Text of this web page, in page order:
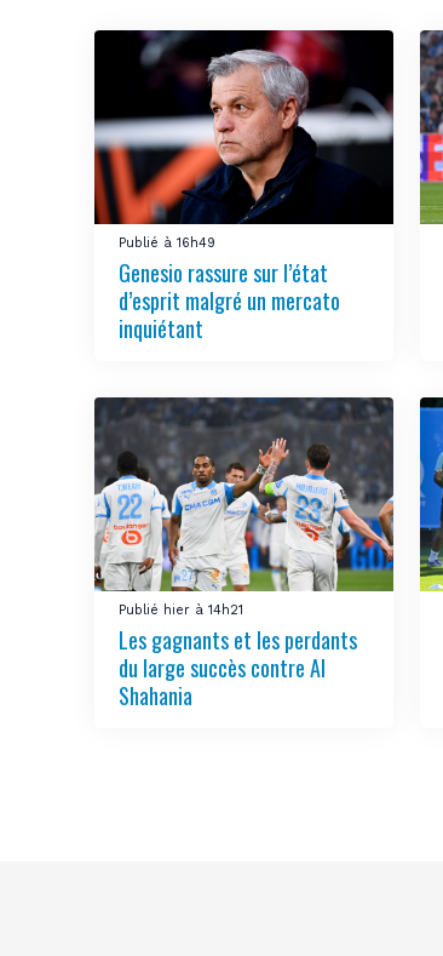
Publié à 16h49
Genesio rassure sur l’état
d’esprit malgré un mercato
inquiétant
Publié hier à 14h21
Les gagnants et les perdants
du large succès contre Al
Shahania